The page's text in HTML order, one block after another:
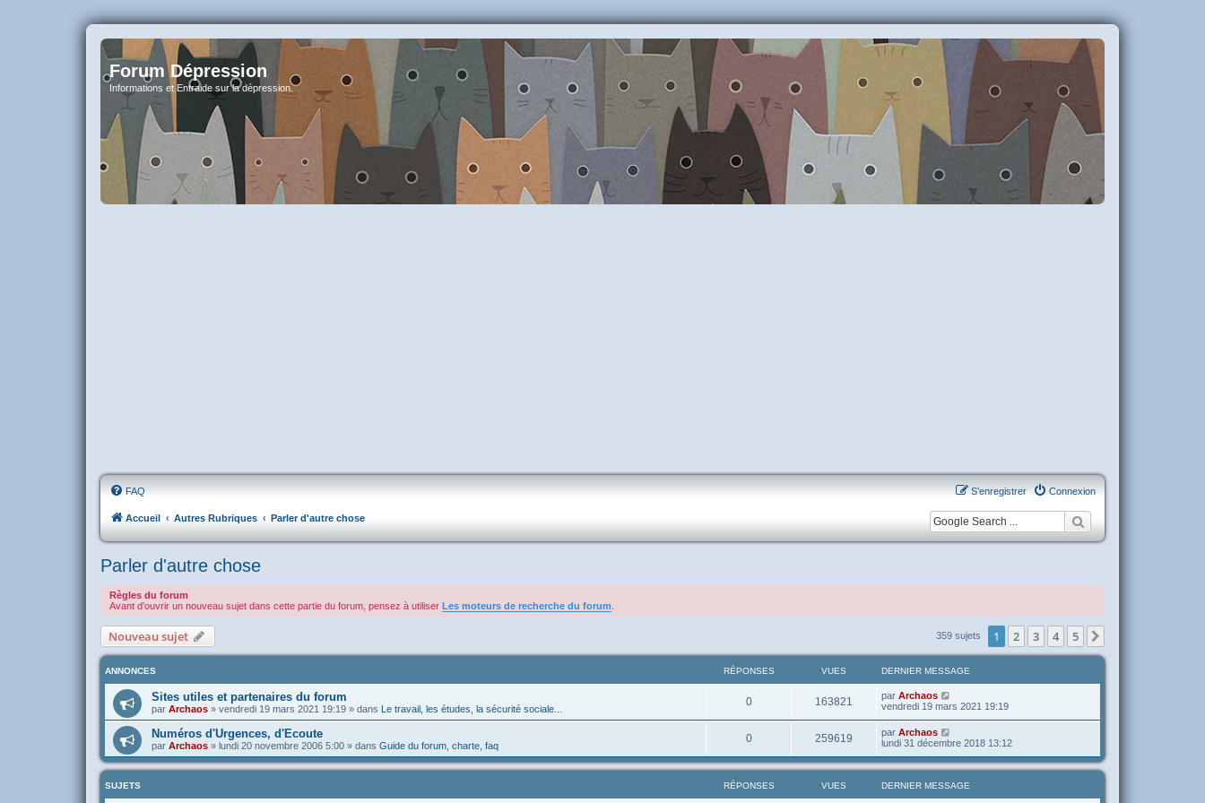
Forum Dépression
Informations et Entraide sur la dépression.
FAQ Connexion
S’enregistrer
Accueil Autres Rubriques Parler d'autre chose
Parler d'autre chose
Règles du forum
Avant d'ouvrir un nouveau sujet dans cette partie du forum, pensez à utiliser Les moteurs de recherche du forum
Nouveau sujet 359 sujets 1 2 3 4 5
ANNONCES RÉPONSES VUES DERNIER MESSAGE
Sites utiles et partenaires du forum
par Archaos » vendredi 19 mars 2021 19:19 » dans Le travail, les études, la sécurité sociale...
0 163821 par Archaos
vendredi 19 mars 2021 19:19
Numéros d'Urgences, d'Ecoute
par Archaos » lundi 20 novembre 2006 5:00 » dans Guide du forum, charte, faq
0 259619 par Archaos
lundi 31 décembre 2018 13:12
SUJETS RÉPONSES VUES DERNIER MESSAGE